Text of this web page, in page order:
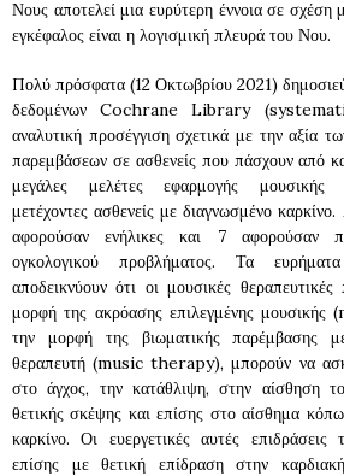
Νους αποτελεί μια ευρύτερη έννοια σε σχέση
εγκέφαλος είναι η λογισμική πλευρά του Νου.
Πολύ πρόσφατα (12 Οκτωβρίου 2021)
δεδομένων Cochrane Library
αναλυτική προσέγγιση σχετικά με την αξία
παρεμβάσεων σε ασθενείς που πάσχουν από
μεγάλες μελέτες εφαρμογής
μετέχοντες ασθενείς με διαγνωσμένο
αφορούσαν ενήλικες και 7 αφορούσαν
ογκολογικού προβλήματος. Τα
αποδεικνύουν ότι οι μουσικές
μορφή της ακρόασης επιλεγμένης
την μορφή της βιωματικής παρέμβασης
θεραπευτή (music therapy), μπορούν να
στο άγχος, την κατάθλιψη, στην αίσθηση
θετικής σκέψης και επίσης στο αίσθημα
καρκίνο. Οι ευεργετικές αυτές επιδράσεις
επίσης με θετική επίδραση στην